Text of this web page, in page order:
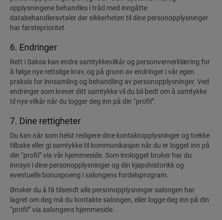
opplysningene behandles i tråd med inngåtte
databehandleravtaler der sikkerheten til dine personopplysninger
har førsteprioritet.
6. Endringer
Rett i Saksa kan endre samtykkevilkår og personvernerklæring for
å følge nye rettslige krav, og på grunn av endringer i vår egen
praksis for innsamling og behandling av personopplysninger. Ved
endringer som krever ditt samtykke vil du bli bedt om å samtykke
til nye vilkår når du logger deg inn på din “profil”.
7. Dine rettigheter
Du kan når som helst redigere dine kontaktopplysninger og trekke
tilbake eller gi samtykke til kommunikasjon når du er logget inn på
din “profil” via vår hjemmeside. Som innlogget bruker har du
innsyn i dine personopplysninger og din kjøpshistorikk og
eventuelle bonuspoeng i salongens fordelsprogram.
Ønsker du å få tilsendt alle personopplysninger salongen har
lagret om deg må du kontakte salongen, eller logge deg inn på din
“profil” via salongens hjemmeside.